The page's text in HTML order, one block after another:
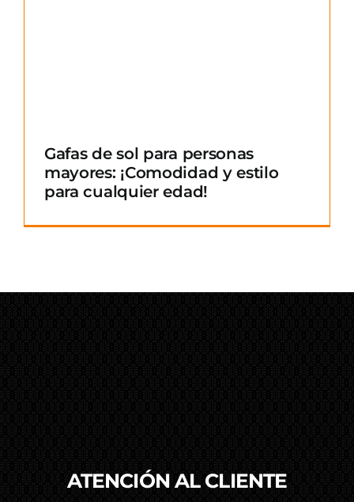
Gafas de sol para personas
mayores: ¡Comodidad y estilo
para cualquier edad!
ATENCIÓN AL CLIENTE